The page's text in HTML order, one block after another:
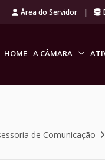
Área do Servidor |
HOME A CÂMARA
de Comunicação